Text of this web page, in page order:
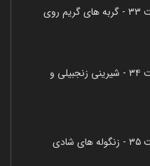
فصل ۱ - قسمت ۳۳ - گربه های گریم روی
فصل ۱ - قسمت ۳۴ - شیرینی زنجبیلی و